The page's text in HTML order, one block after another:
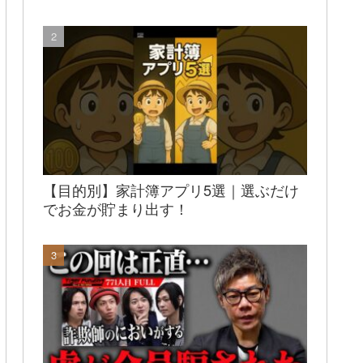
【目的別】家計簿アプリ5選｜選ぶだけ
でお金が貯まり出す！